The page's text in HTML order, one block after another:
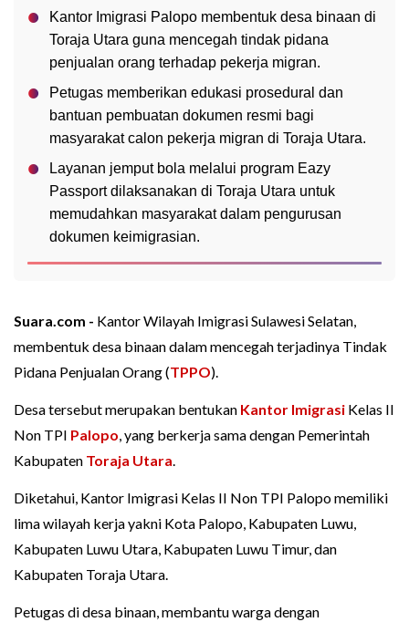
Kantor Imigrasi Palopo membentuk desa binaan di
Toraja Utara guna mencegah tindak pidana
penjualan orang terhadap pekerja migran.
Petugas memberikan edukasi prosedural dan
bantuan pembuatan dokumen resmi bagi
masyarakat calon pekerja migran di Toraja Utara.
Layanan jemput bola melalui program Eazy
Passport dilaksanakan di Toraja Utara untuk
memudahkan masyarakat dalam pengurusan
dokumen keimigrasian.
Suara.com - Kantor Wilayah Imigrasi Sulawesi Selatan,
membentuk desa binaan dalam mencegah terjadinya Tindak
Pidana Penjualan Orang (TPPO).
Desa tersebut merupakan bentukan Kantor Imigrasi Kelas II
Non TPI Palopo, yang berkerja sama dengan Pemerintah
Kabupaten Toraja Utara.
Diketahui, Kantor Imigrasi Kelas II Non TPI Palopo memiliki
lima wilayah kerja yakni Kota Palopo, Kabupaten Luwu,
Kabupaten Luwu Utara, Kabupaten Luwu Timur, dan
Kabupaten Toraja Utara.
Petugas di desa binaan, membantu warga dengan